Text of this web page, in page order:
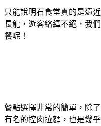
只能說明石食堂真的是遠
長龍，遊客絡繹不絕，我
餐呢！
餐點選擇非常的簡單，除
有名的控肉拉麵，也是幾